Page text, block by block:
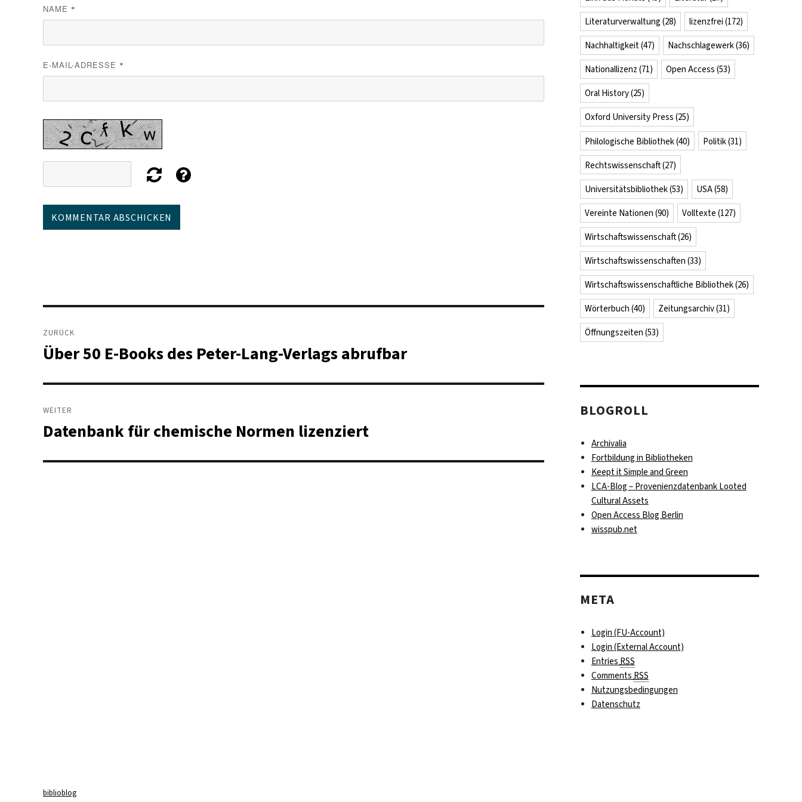
NAME *
E-MAIL-ADRESSE *
Beitragsnavigation
ZURÜCK
Vorheriger
Über 50 E-Books des Peter-Lang-Verlags abrufbar
WEITER
Nächster
Datenbank für chemische Normen lizenziert
Literaturverwaltung (28) lizenzfrei (172)
Nachhaltigkeit(47) Nachschlagewerk(36)
Nationallizenz (71) Open Access (53)
Oral History(25)
Oxford University Press (25)
Philologische Bibliothek(40) Politik(31)
Rechtswissenschaft(27)
Universitätsbibliothek(53) USA(58)
Vereinte Nationen (90) Volltexte (127)
Wirtschaftswissenschaft(26)
Wirtschaftswissenschaften (33)
Wirtschaftswissenschaftliche Bibliothek(26)
Wörterbuch (40) Zeitungsarchiv(31)
Öffnungszeiten (53)
BLOGROLL
Archivalia
Fortbildung in Bibliotheken
Keept it Simple and Green
LCA-Blog – Provenienzdatenbank Looted
Cultural Assets
Open Access Blog Berlin
wisspub.net
META
Login (FU-Account)
Login (External Account)
EntriesRSS
CommentsRSS
Nutzungsbedingungen
Datenschutz
biblioblog